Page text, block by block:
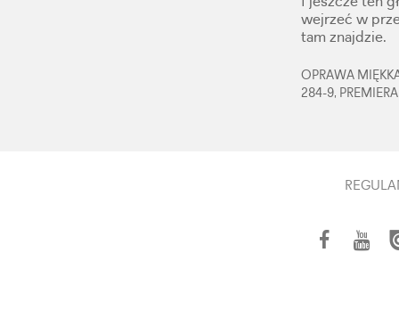
wejrzeć w
tam znajdzie.
OPRAWA
284-9,